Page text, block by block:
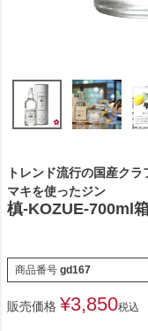
トレンド流行の国産ク
マキを使ったジン
槙‐KOZUE‐700ml
商品番号 gd167
販売価格 ¥3,850税込